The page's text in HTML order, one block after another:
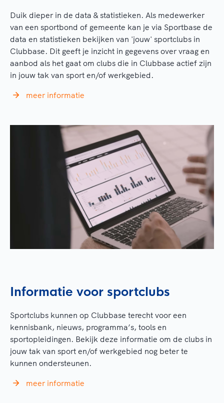
Duik dieper in de data & statistieken. Als medewerker
van een sportbond of gemeente kan je via Sportbase de
data en statistieken bekijken van 'jouw' sportclubs in
Clubbase. Dit geeft je inzicht in gegevens over vraag en
aanbod als het gaat om clubs die in Clubbase actief zijn
in jouw tak van sport en/of werkgebied.
meer informatie
Informatie voor sportclubs
Sportclubs kunnen op Clubbase terecht voor een
kennisbank, nieuws, programma’s, tools en
sportopleidingen. Bekijk deze informatie om de clubs in
jouw tak van sport en/of werkgebied nog beter te
kunnen ondersteunen.
meer informatie